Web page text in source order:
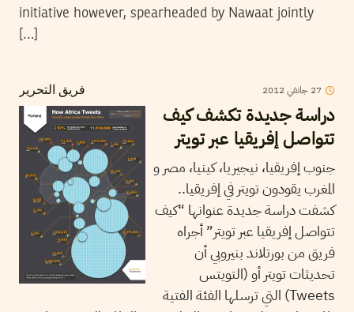
initiative however, spearheaded by Nawaat jointly
[…]
فريق التحرير 27 جانفي2012
دراسة جديدة تكشف كيف
تتواصل إفريقيا عبر تويتر
جنوب إفريقيا، نيجيريا، كينيا، مصر و
المغرب يقودون تويتر في إفريقيا..
كشفت دراسة جديدة عنوانها “كيف
تتواصل إفريقيا عبر تويتر” أجراه
فريق من بورتلاند بنيروبي أن
تحديثات تويتر أو (التويتس
Tweets) التي ترسلها الفئة الفتية